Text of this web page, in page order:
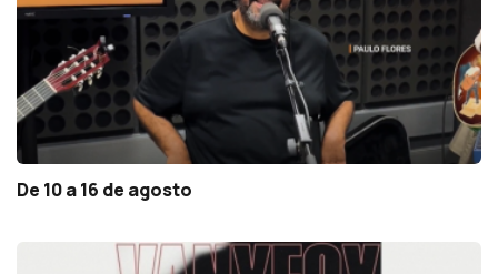
De 10 a 16 de agosto